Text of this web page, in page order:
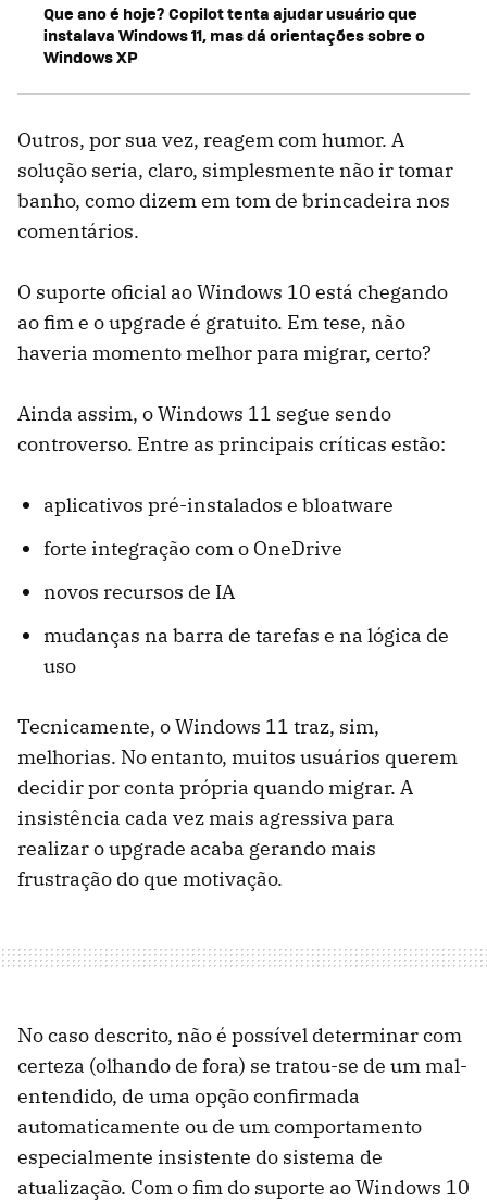
Que ano é hoje? Copilot tenta ajudar usuário que
instalava Windows 11, mas dá orientações sobre o
Windows XP
Outros, por sua vez, reagem com humor. A
solução seria, claro, simplesmente não ir tomar
banho, como dizem em tom de brincadeira nos
comentários.
O suporte oficial ao Windows 10 está chegando
ao fim e o upgrade é gratuito. Em tese, não
haveria momento melhor para migrar, certo?
Ainda assim, o Windows 11 segue sendo
controverso. Entre as principais críticas estão:
aplicativos pré-instalados e bloatware
forte integração com o OneDrive
novos recursos de IA
mudanças na barra de tarefas e na lógica de
uso
Tecnicamente, o Windows 11 traz, sim,
melhorias. No entanto, muitos usuários querem
decidir por conta própria quando migrar. A
insistência cada vez mais agressiva para
realizar o upgrade acaba gerando mais
frustração do que motivação.
No caso descrito, não é possível determinar com
certeza (olhando de fora) se tratou-se de um mal-
entendido, de uma opção confirmada
automaticamente ou de um comportamento
especialmente insistente do sistema de
atualização. Com o fim do suporte ao Windows 10